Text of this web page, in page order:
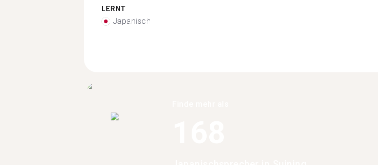
LERNT
Japanisch